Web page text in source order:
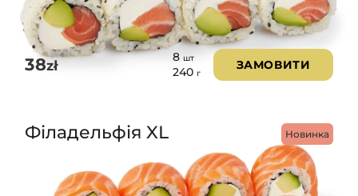
38zł
8 шт
240 г
ЗАМОВИТИ
Новинка
Філадельфія XL